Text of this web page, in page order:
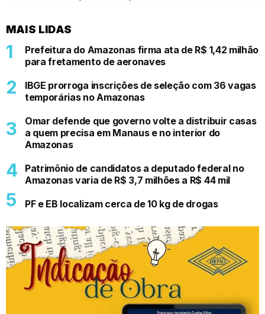
MAIS LIDAS
Prefeitura do Amazonas firma ata de R$ 1,42 milhão
para fretamento de aeronaves
IBGE prorroga inscrições de seleção com 36 vagas
temporárias no Amazonas
Omar defende que governo volte a distribuir casas
a quem precisa em Manaus e no interior do
Amazonas
Patrimônio de candidatos a deputado federal no
Amazonas varia de R$ 3,7 milhões a R$ 44 mil
PF e EB localizam cerca de 10 kg de drogas